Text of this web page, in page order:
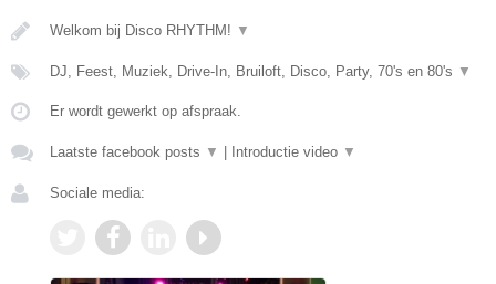
Welkom bij Disco RHYTHM! ▼
DJ, Feest, Muziek, Drive-In, Bruiloft, Disco, Party, 70's en 80's ▼
Er wordt gewerkt op afspraak.
Laatste facebook posts ▼ Introductie video ▼
Sociale media: